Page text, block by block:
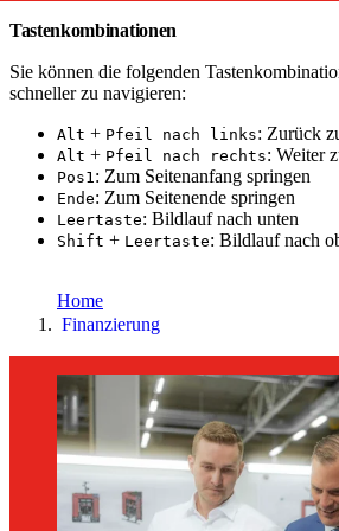
Tastenkombinationen
Sie können die folgenden
schneller zu navigieren:
Alt + Pfeil nach links: Zurück
Alt + Pfeil nach rechts: Weiter
Pos1: Zum Seitenanfang springen
Ende: Zum Seitenende springen
Leertaste: Bildlauf nach unten
Shift + Leertaste: Bildlauf nach
Home
Finanzierung
Home
Finanzierung
FEUERWEHRTECHNIK